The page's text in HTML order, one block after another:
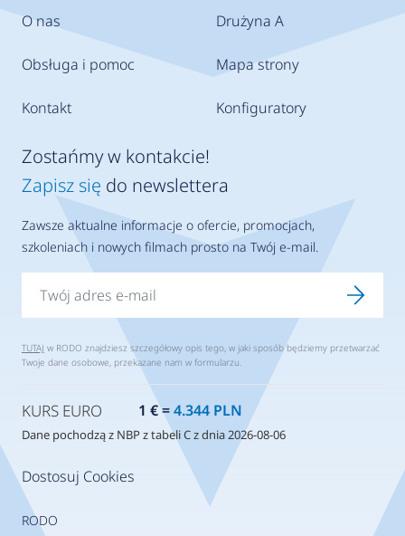
O nas
Obsługa i pomoc
Kontakt
Drużyna A
Mapa strony
Konfiguratory
Dostosuj Cookies
RODO
Zostańmy w kontakcie!
Zapisz się do newslettera
Zawsze aktualne informacje o ofercie, promocjach,
szkoleniach i nowych filmach prosto na Twój e-mail.
TUTAJ w RODO znajdziesz szczegółowy opis tego, w jaki sposób będziemy przetwarzać
Twoje dane osobowe, przekazane nam w formularzu.
KURS EURO 1 € =4.344 PLN
Dane pochodzą z NBP z tabeli C z dnia 2026-08-06